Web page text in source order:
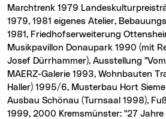
Marchtrenk 1979
1979, 1981 eigenes Atelier,
1981, Friedhofserweiterung
Musikpavillon Donaupark 1990 (mit
Josef Dürrhammer), Ausstellung
MAERZ-Galerie 1993, Wohnbauten
Haller) 1995/6, Musterbau Hort
Ausbau Schönau (Turnsaal 1998),
1999, 2000 Kremsmünster: "27 Jahre